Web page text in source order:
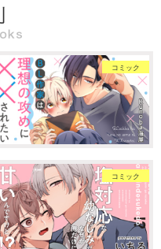
コミック
コミック